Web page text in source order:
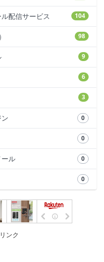
104
配信サービス
98
9
6
3
0
0
0
ル
0
ンク